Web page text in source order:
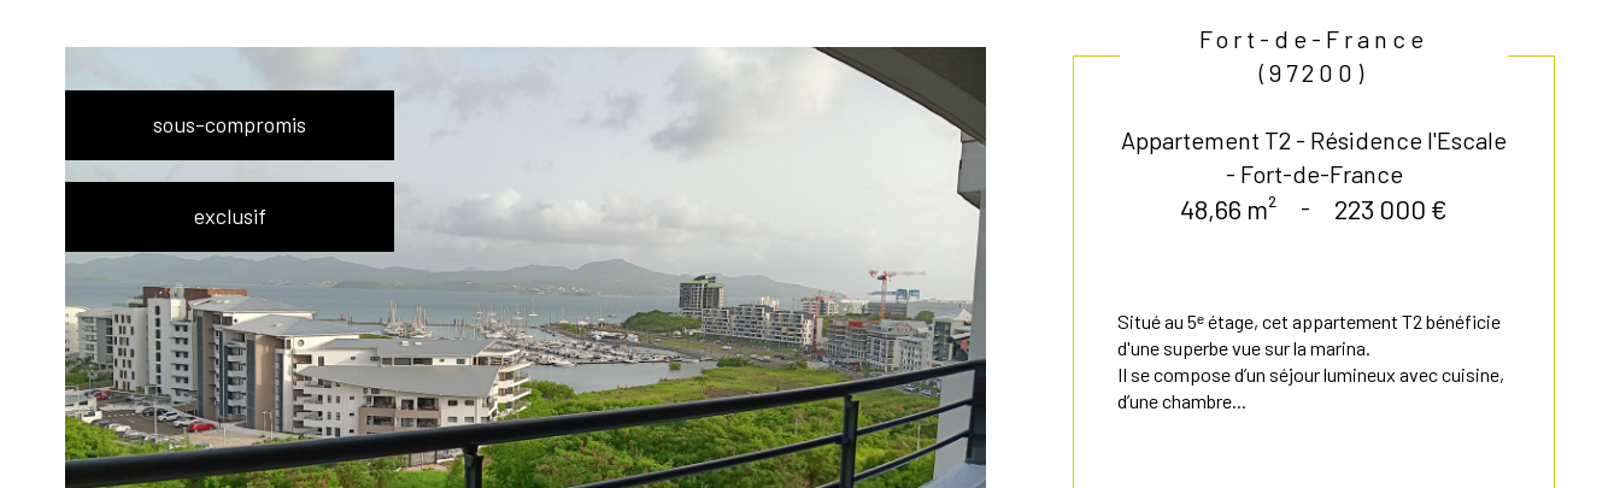
sous-compromis
exclusif
Fort-de-France
(97200)
Appartement T2 - Résidence l'Escale
- Fort-de-France
48,66 m² - 223 000 €
Situé au 5ᵉ étage, cet appartement T2 bénéficie
d'une superbe vue sur la marina.
Il se compose d’un séjour lumineux avec cuisine,
d’une chambre...